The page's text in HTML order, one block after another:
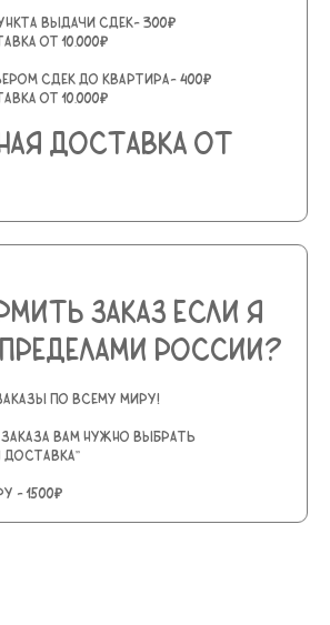
выдачи СДЕК- 300₽
от 10.000₽
СДЕК до квартира- 400₽
от 10.000₽
доставка от
заказ если я
России?
по всему миру!
вам нужно выбрать
доставка''
- 1500₽